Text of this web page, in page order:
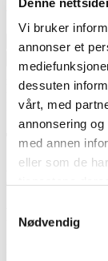
Vi bruker
annonser et
dessuten
vårt, med
annonsering
med annen
eller som de
Nødvendig
godtar at Thermia
henvendelse.* Les
personopplysninger.
Takk! Vi
Ring oss